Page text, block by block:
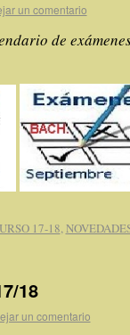
un comentario
de
17-18,
18
un comentario